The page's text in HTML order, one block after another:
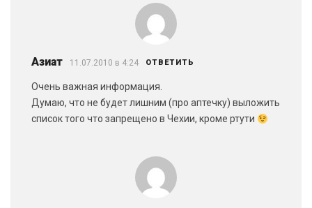
Азиат 11.07.2010 в 4:24 ОТВЕТИТЬ
Очень важная информация.
Думаю, что не будет лишним (про аптечку) выложить
список того что запрещено в Чехии, кроме ртути